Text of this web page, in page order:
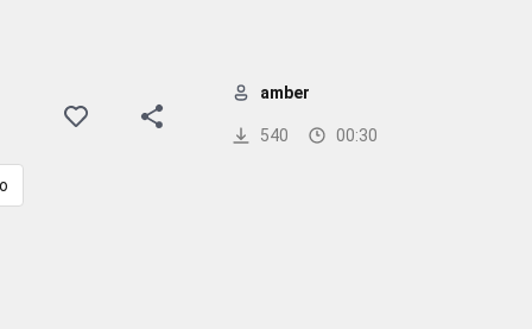
540 00:30
amber